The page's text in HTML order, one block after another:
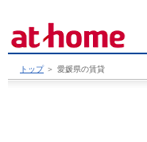
トップ ＞ 愛媛県の賃貸